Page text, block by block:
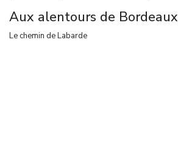
Aux alentours de Bordeaux
Le chemin de Labarde